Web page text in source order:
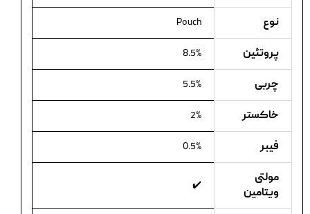
نوع Pouch
پروتئین 8.5%
چربی 5.5%
خاکستر 2%
فیبر 0.5%
مولتی
ویتامین
✔️